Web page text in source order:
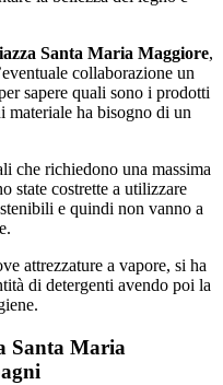
Santa Maria Maggiore,
collaborazione un
sapere quali sono i prodotti
materiale ha bisogno di un
che richiedono una massima
state costrette a utilizzare
e quindi non vanno a
attrezzature a vapore, si ha
di detergenti avendo poi la
Santa Maria